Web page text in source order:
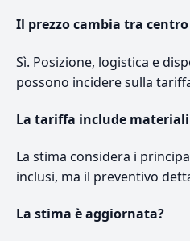
Il prezzo cambia tra
Sì. Posizione, logistica e
possono incidere sulla
La tariffa include
La stima considera i
inclusi, ma il preventivo
La stima è aggiornata?